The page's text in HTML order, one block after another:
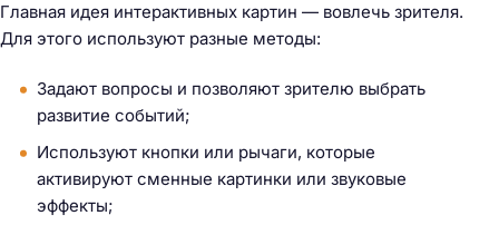
Главная идея интерактивных картин — вовлечь зрителя.
Для этого используют разные методы:
Задают вопросы и позволяют зрителю выбрать
развитие событий;
Используют кнопки или рычаги, которые
активируют сменные картинки или звуковые
эффекты;